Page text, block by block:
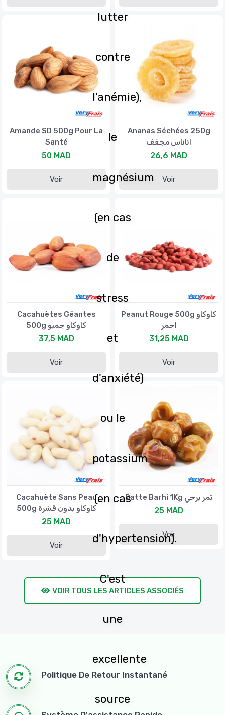
lutter
contre
l'anémie),
le
magnésium
(en cas
de
stress
et
d'anxiété)
ou le
potassium
(en cas
d'hypertension).
C'est
une
excellente
source
Amande SD 500g Pour La
Santé
50 MAD
Voir
Ananas Séchées 250g
اناناس مجفف
26,6 MAD
Voir
Cacahuètes Géantes
500g كاوكاو جمبو
37,5 MAD
Voir
Peanut Rouge 500g كاوكاو
احمر
31,25 MAD
Voir
Cacahuète Sans Peau
500g كاوكاو بدون قشرة
25 MAD
Voir
Datte Barhi 1Kg تمر برحي
25 MAD
Voir
VOIR TOUS LES ARTICLES ASSOCIÉS
Politique De Retour Instantané